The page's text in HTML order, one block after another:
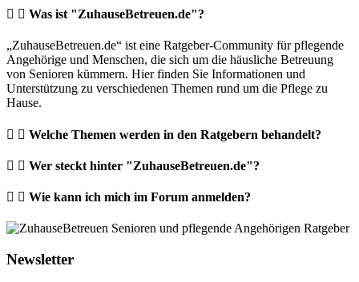
Was ist "ZuhauseBetreuen.de"?
„ZuhauseBetreuen.de“ ist eine Ratgeber-Community für pflegende
Angehörige und Menschen, die sich um die häusliche Betreuung
von Senioren kümmern. Hier finden Sie Informationen und
Unterstützung zu verschiedenen Themen rund um die Pflege zu
Hause.
Welche Themen werden in den Ratgebern behandelt?
Wer steckt hinter "ZuhauseBetreuen.de"?
Wie kann ich mich im Forum anmelden?
Newsletter